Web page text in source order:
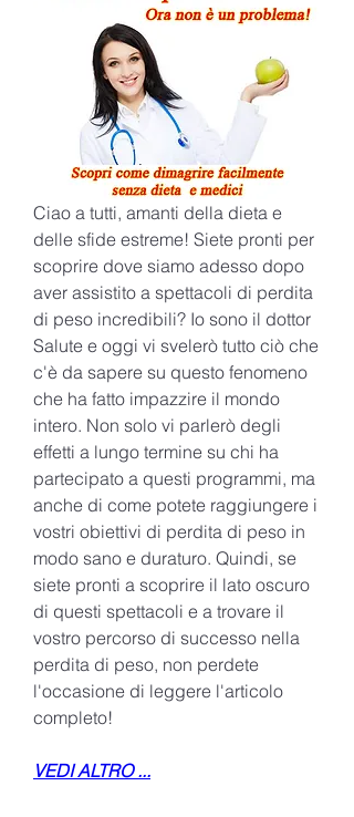
Ciao a tutti, amanti della dieta e
delle sfide estreme! Siete pronti per
scoprire dove siamo adesso dopo
aver assistito a spettacoli di perdita
di peso incredibili? Io sono il dottor
Salute e oggi vi svelerò tutto ciò che
c'è da sapere su questo fenomeno
che ha fatto impazzire il mondo
intero. Non solo vi parlerò degli
effetti a lungo termine su chi ha
partecipato a questi programmi, ma
anche di come potete raggiungere i
vostri obiettivi di perdita di peso in
modo sano e duraturo. Quindi, se
siete pronti a scoprire il lato oscuro
di questi spettacoli e a trovare il
vostro percorso di successo nella
perdita di peso, non perdete
l'occasione di leggere l'articolo
completo!
VEDI ALTRO ...